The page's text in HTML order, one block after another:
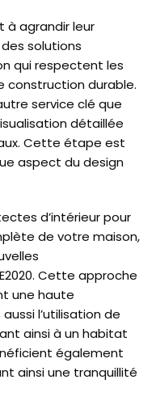
à agrandir leur
solutions
qui respectent les
construction durable.
service clé que
détaillée
Cette étape est
aspect du design
d’intérieur pour
de votre maison,
Cette approche
une haute
l’utilisation de
ainsi à un habitat
également
ainsi une tranquillité